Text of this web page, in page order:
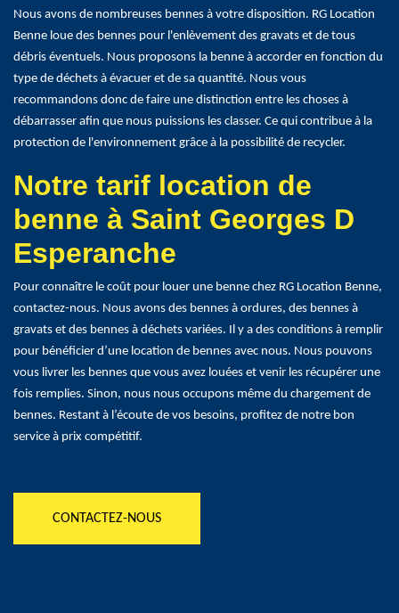
Nous avons de nombreuses bennes à votre disposition. RG Location
Benne loue des bennes pour l'enlèvement des gravats et de tous
débris éventuels. Nous proposons la benne à accorder en fonction du
type de déchets à évacuer et de sa quantité. Nous vous
recommandons donc de faire une distinction entre les choses à
débarrasser afin que nous puissions les classer. Ce qui contribue à la
protection de l'environnement grâce à la possibilité de recycler.
Notre tarif location de
benne à Saint Georges D
Esperanche
Pour connaître le coût pour louer une benne chez RG Location Benne,
contactez-nous. Nous avons des bennes à ordures, des bennes à
gravats et des bennes à déchets variées. Il y a des conditions à remplir
pour bénéficier d’une location de bennes avec nous. Nous pouvons
vous livrer les bennes que vous avez louées et venir les récupérer une
fois remplies. Sinon, nous nous occupons même du chargement de
bennes. Restant à l’écoute de vos besoins, profitez de notre bon
service à prix compétitif.
CONTACTEZ-NOUS